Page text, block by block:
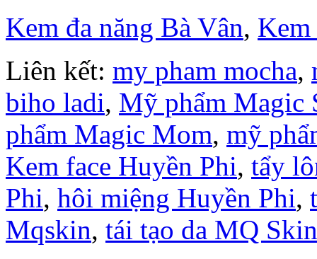
Kem đa năng Bà Vân,
Liên kết: my pham mocha,
biho ladi, Mỹ phẩm Magic
phẩm Magic Mom, mỹ
Kem face Huyền Phi, tẩy
Phi, hôi miệng Huyền Phi,
Mqskin, tái tạo da MQ Skin